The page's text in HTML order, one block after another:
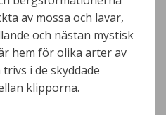
av mossa och lavar,
och nästan mystisk
hem för olika arter av
i de skyddade
klipporna.